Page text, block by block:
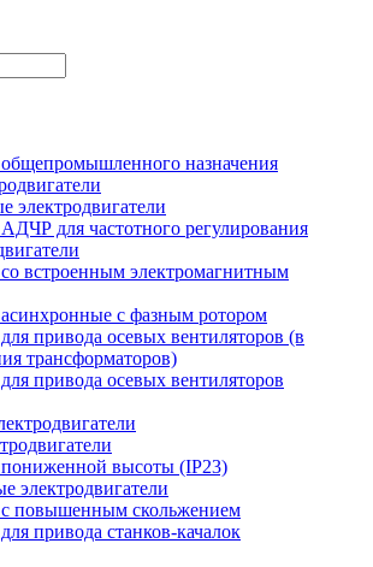
назначения
для частотного регулирования
встроенным электромагнитным
с фазным ротором
привода осевых вентиляторов (в
трансформаторов)
привода осевых вентиляторов
пониженной высоты (IP23)
электродвигатели
с повышенным скольжением
привода станков-качалок